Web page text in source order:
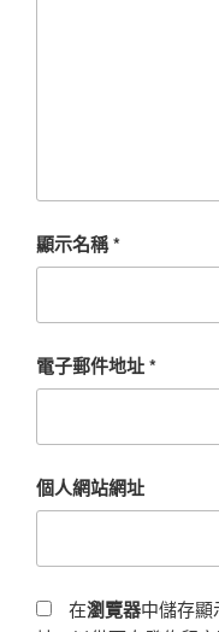
顯示名稱*
電子郵件地址*
個人網站網址
在瀏覽器中儲存